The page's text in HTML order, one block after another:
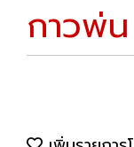
กาวพ่